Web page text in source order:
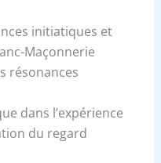
initiatiques et
Maçonnerie
résonances
dans l’expérience
du regard